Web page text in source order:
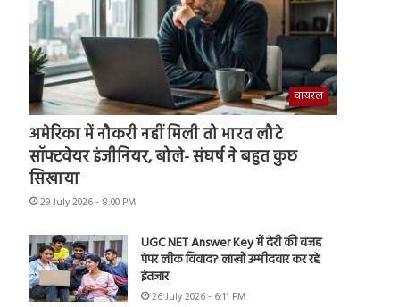
वायरल
अमेरिका में नौकरी नहीं मिली तो भारत लौटे
सॉफ्टवेयर इंजीनियर, बोले- संघर्ष ने बहुत कुछ
सिखाया
29 July 2026 - 8:00 PM
UGC NET Answer Key में देरी की वजह
पेपर लीक विवाद? लाखों उम्मीदवार कर रहे
इंतजार
26 July 2026 - 6:11 PM